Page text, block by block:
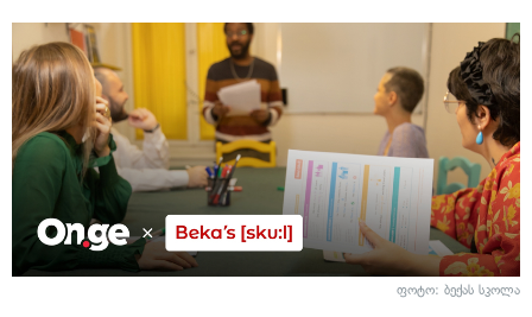
ფოტო: ბექას სკოლა